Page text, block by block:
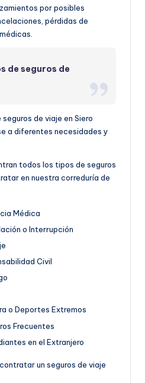
por posibles
pérdidas de
de seguros de
de viaje en Siero
a diferentes necesidades y
todos los tipos de seguros
en nuestra correduría de
Médica
o Interrupción
Civil
o Deportes Extremos
Frecuentes
en el Extranjero
un seguros de viaje